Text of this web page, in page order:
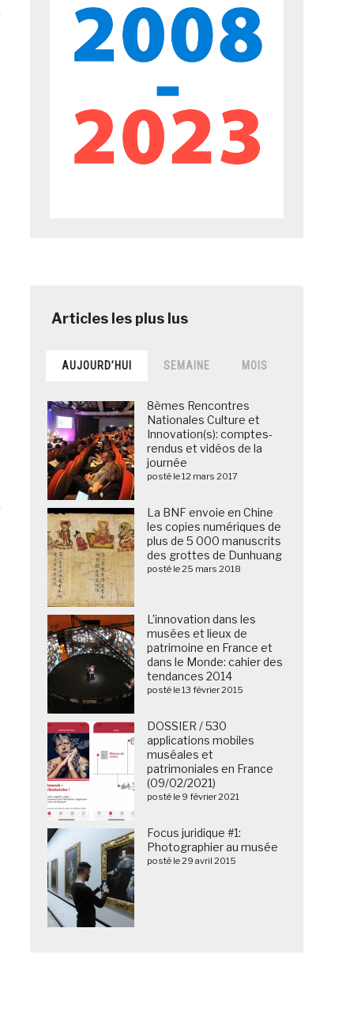
AUJOURD’HUI SEMAINE MOIS
8èmes Rencontres
Nationales Culture et
Innovation(s): comptes-
rendus et vidéos de la
journée
posté le 12 mars 2017
La BNF envoie en Chine
les copies numériques de
plus de 5 000 manuscrits
des grottes de Dunhuang
posté le 25 mars 2018
L’innovation dans les
musées et lieux de
patrimoine en France et
dans le Monde: cahier des
tendances 2014
posté le 13 février 2015
DOSSIER / 530
applications mobiles
muséales et
patrimoniales en France
(09/02/2021)
posté le 9 février 2021
Focus juridique #1:
Photographier au musée
posté le 29 avril 2015